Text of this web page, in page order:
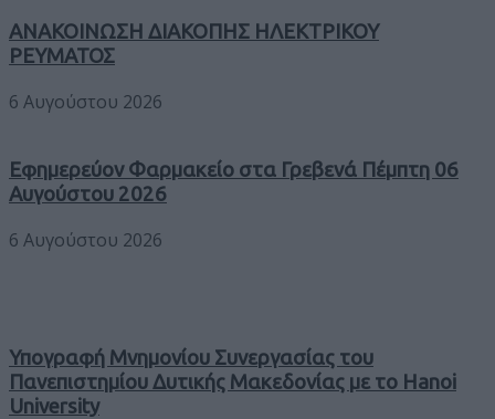
ΑΝΑΚΟΙΝΩΣΗ ΔΙΑΚΟΠΗΣ ΗΛΕΚΤΡΙΚΟΥ
ΡΕΥΜΑΤΟΣ
6 Αυγούστου 2026
Εφημερεύον Φαρμακείο στα Γρεβενά Πέμπτη 06
Αυγούστου 2026
6 Αυγούστου 2026
Υπογραφή Μνημονίου Συνεργασίας του
Πανεπιστημίου Δυτικής Μακεδονίας με το Hanoi
University